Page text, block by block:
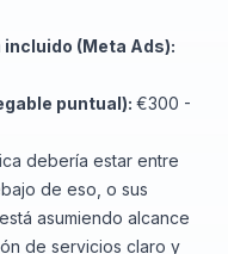
(Meta Ads):
puntual): €300 -
debería estar entre
de eso, o sus
asumiendo alcance
de servicios claro y